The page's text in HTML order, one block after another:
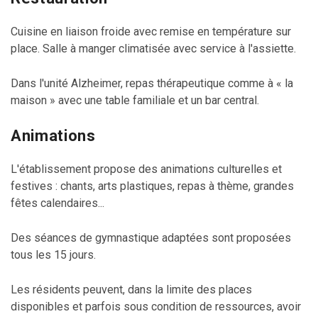
Cuisine en liaison froide avec remise en température sur
place. Salle à manger climatisée avec service à l'assiette.
Dans l'unité Alzheimer, repas thérapeutique comme à « la
maison » avec une table familiale et un bar central.
Animations
L'établissement propose des animations culturelles et
festives : chants, arts plastiques, repas à thème, grandes
fêtes calendaires...
Des séances de gymnastique adaptées sont proposées
tous les 15 jours.
Les résidents peuvent, dans la limite des places
disponibles et parfois sous condition de ressources, avoir